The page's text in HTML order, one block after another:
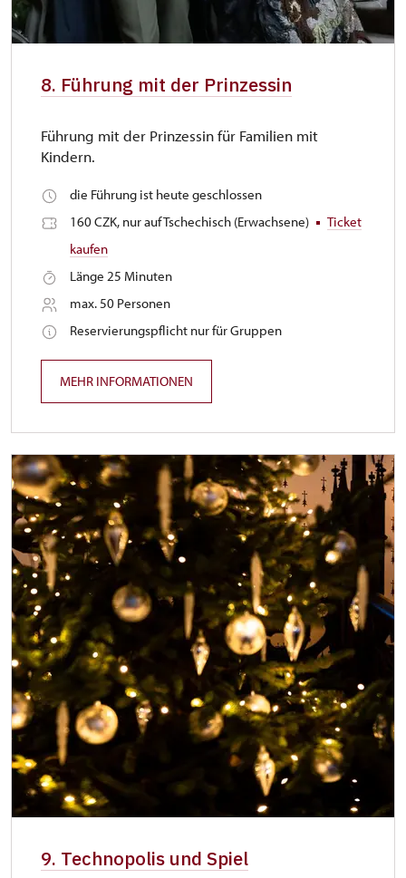
8. Führung mit der Prinzessin
Führung mit der Prinzessin für Familien mit
Kindern.
die Führung ist heute geschlossen
160 CZK, nur auf Tschechisch (Erwachsene)
Ticket
kaufen
Länge 25 Minuten
max. 50 Personen
Reservierungspflicht nur für Gruppen
MEHR INFORMATIONEN
9. Technopolis und Spiel